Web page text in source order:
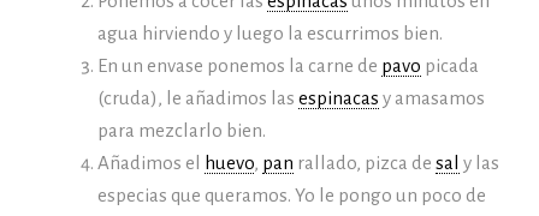
agua hirviendo y luego la escurrimos bien.
En un envase ponemos la carne de pavo picada
(cruda), le añadimos las espinacas y amasamos
para mezclarlo bien.
Añadimos el
huevo, pan rallado, pizca de sal y las
especias que queramos. Yo le pongo un poco de